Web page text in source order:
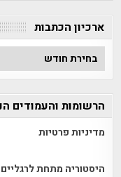
ארכיון הכתבות
ארכיון
הכתבות
הרשומות והעמודים
מדיניות פרטיות
היסטוריה מתחת